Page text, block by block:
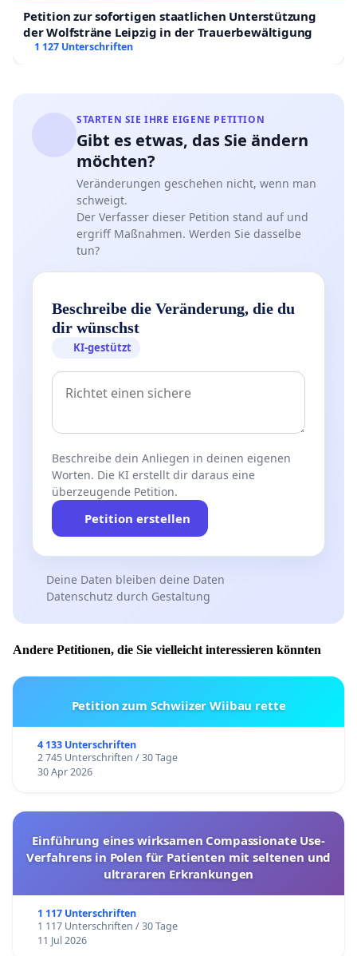
Petition zur sofortigen staatlichen Unterstützung
der Wolfsträne Leipzig in der Trauerbewältigung
1 127 Unterschriften
STARTEN SIE IHRE EIGENE PETITION
Gibt es etwas, das Sie ändern
möchten?
Veränderungen geschehen nicht, wenn man
schweigt.
Der Verfasser dieser Petition stand auf und
ergriff Maßnahmen. Werden Sie dasselbe
tun?
Beschreibe die Veränderung, die du
dir wünschst
KI-gestützt
Beschreibe dein Anliegen in deinen eigenen
Worten. Die KI erstellt dir daraus eine
überzeugende Petition.
Petition erstellen
Deine Daten bleiben deine Daten
Datenschutz durch Gestaltung
Andere Petitionen, die Sie vielleicht interessieren könnten
Petition zum Schwiizer Wiibau rette
4 133 Unterschriften
2 745 Unterschriften / 30 Tage
30 Apr 2026
Einführung eines wirksamen Compassionate Use-
Verfahrens in Polen für Patienten mit seltenen und
ultrararen Erkrankungen
1 117 Unterschriften
1 117 Unterschriften / 30 Tage
11 Jul 2026